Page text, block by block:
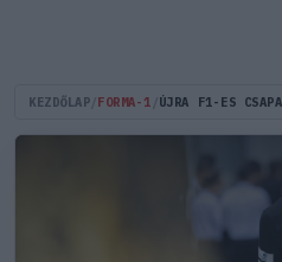
KEZDŐLAP FORMA-1